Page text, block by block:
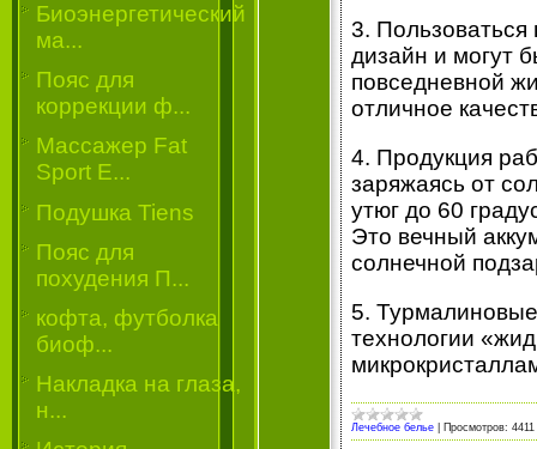
Биоэнергетический
ма...
Пояс для
коррекции ф...
Массажер Fat
Sport E...
Подушка Tiens
Пояс для
похудения П...
кофта, футболка
биоф...
Накладка на глаза,
н...
3.
дизайн и могут
повседневной
отличное
4. Продукция
заряжаясь от
утюг до 60
Это вечный
солнечной
5.
технологии
Лечебное белье Просмотров: 4411